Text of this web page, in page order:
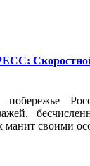
Скоростной
побережье
манит своими